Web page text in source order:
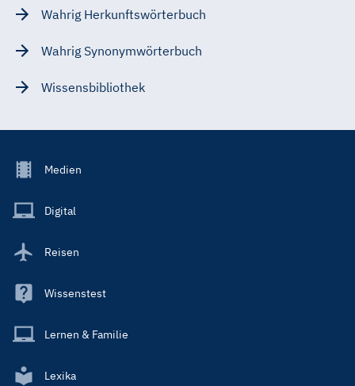
Wahrig Herkunftswörterbuch
Wahrig Synonymwörterbuch
Wissensbibliothek
Footer
Main
Medien
Digital
Reisen
Wissenstest
Lernen & Familie
Lexika